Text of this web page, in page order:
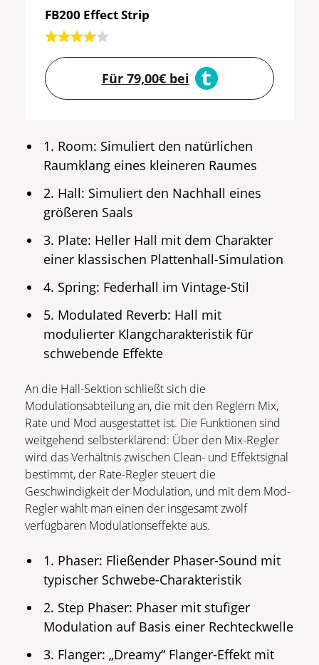
FB200 Effect Strip
Für 79,00€ bei
1. Room: Simuliert den natürlichen
Raumklang eines kleineren Raumes
2. Hall: Simuliert den Nachhall eines
größeren Saals
3. Plate: Heller Hall mit dem Charakter
einer klassischen Plattenhall-Simulation
4. Spring: Federhall im Vintage-Stil
5. Modulated Reverb: Hall mit
modulierter Klangcharakteristik für
schwebende Effekte
An die Hall-Sektion schließt sich die
Modulationsabteilung an, die mit den Reglern Mix,
Rate und Mod ausgestattet ist. Die Funktionen sind
weitgehend selbsterklärend: Über den Mix-Regler
wird das Verhältnis zwischen Clean- und Effektsignal
bestimmt, der Rate-Regler steuert die
Geschwindigkeit der Modulation, und mit dem Mod-
Regler wählt man einen der insgesamt zwölf
verfügbaren Modulationseffekte aus.
1. Phaser: Fließender Phaser-Sound mit
typischer Schwebe-Charakteristik
2. Step Phaser: Phaser mit stufiger
Modulation auf Basis einer Rechteckwelle
3. Flanger: „Dreamy“ Flanger-Effekt mit